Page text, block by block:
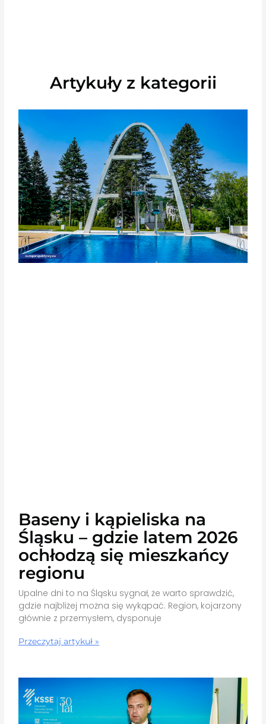
Artykuły z kategorii
Baseny i kąpieliska na
Śląsku – gdzie latem 2026
ochłodzą się mieszkańcy
regionu
Upalne dni to na Śląsku sygnał, że warto sprawdzić,
gdzie najbliżej można się wykąpać. Region, kojarzony
głównie z przemysłem, dysponuje
Przeczytaj artykuł »